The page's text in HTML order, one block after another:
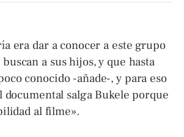
era dar a conocer a este grupo
a sus hijos, y que hasta
conocido -añade-, y para eso
documental salga Bukele porque
al filme».